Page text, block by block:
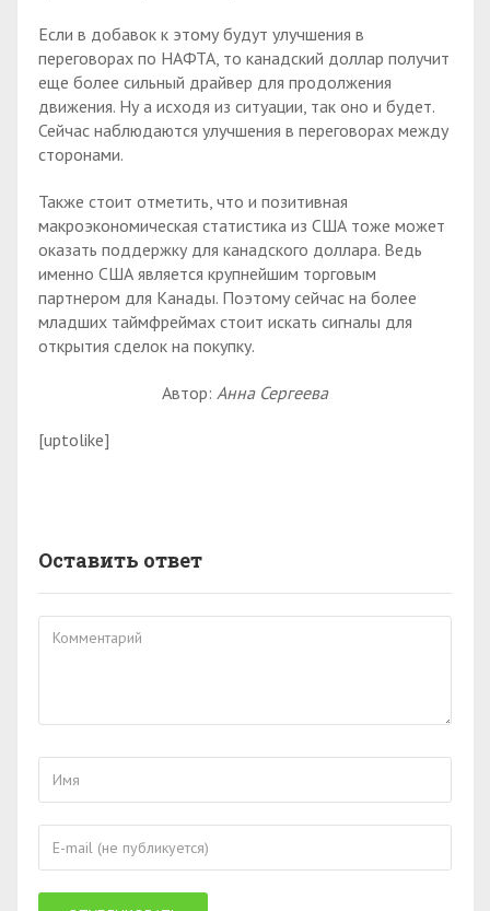
Если в добавок к этому будут улучшения в
переговорах по НАФТА, то канадский доллар получит
еще более сильный драйвер для продолжения
движения. Ну а исходя из ситуации, так оно и будет.
Сейчас наблюдаются улучшения в переговорах между
сторонами.
Также стоит отметить, что и позитивная
макроэкономическая статистика из США тоже может
оказать поддержку для канадского доллара. Ведь
именно США является крупнейшим торговым
партнером для Канады. Поэтому сейчас на более
младших таймфреймах стоит искать сигналы для
открытия сделок на покупку.
Автор: Анна Сергеева
[uptolike]
Оставить ответ